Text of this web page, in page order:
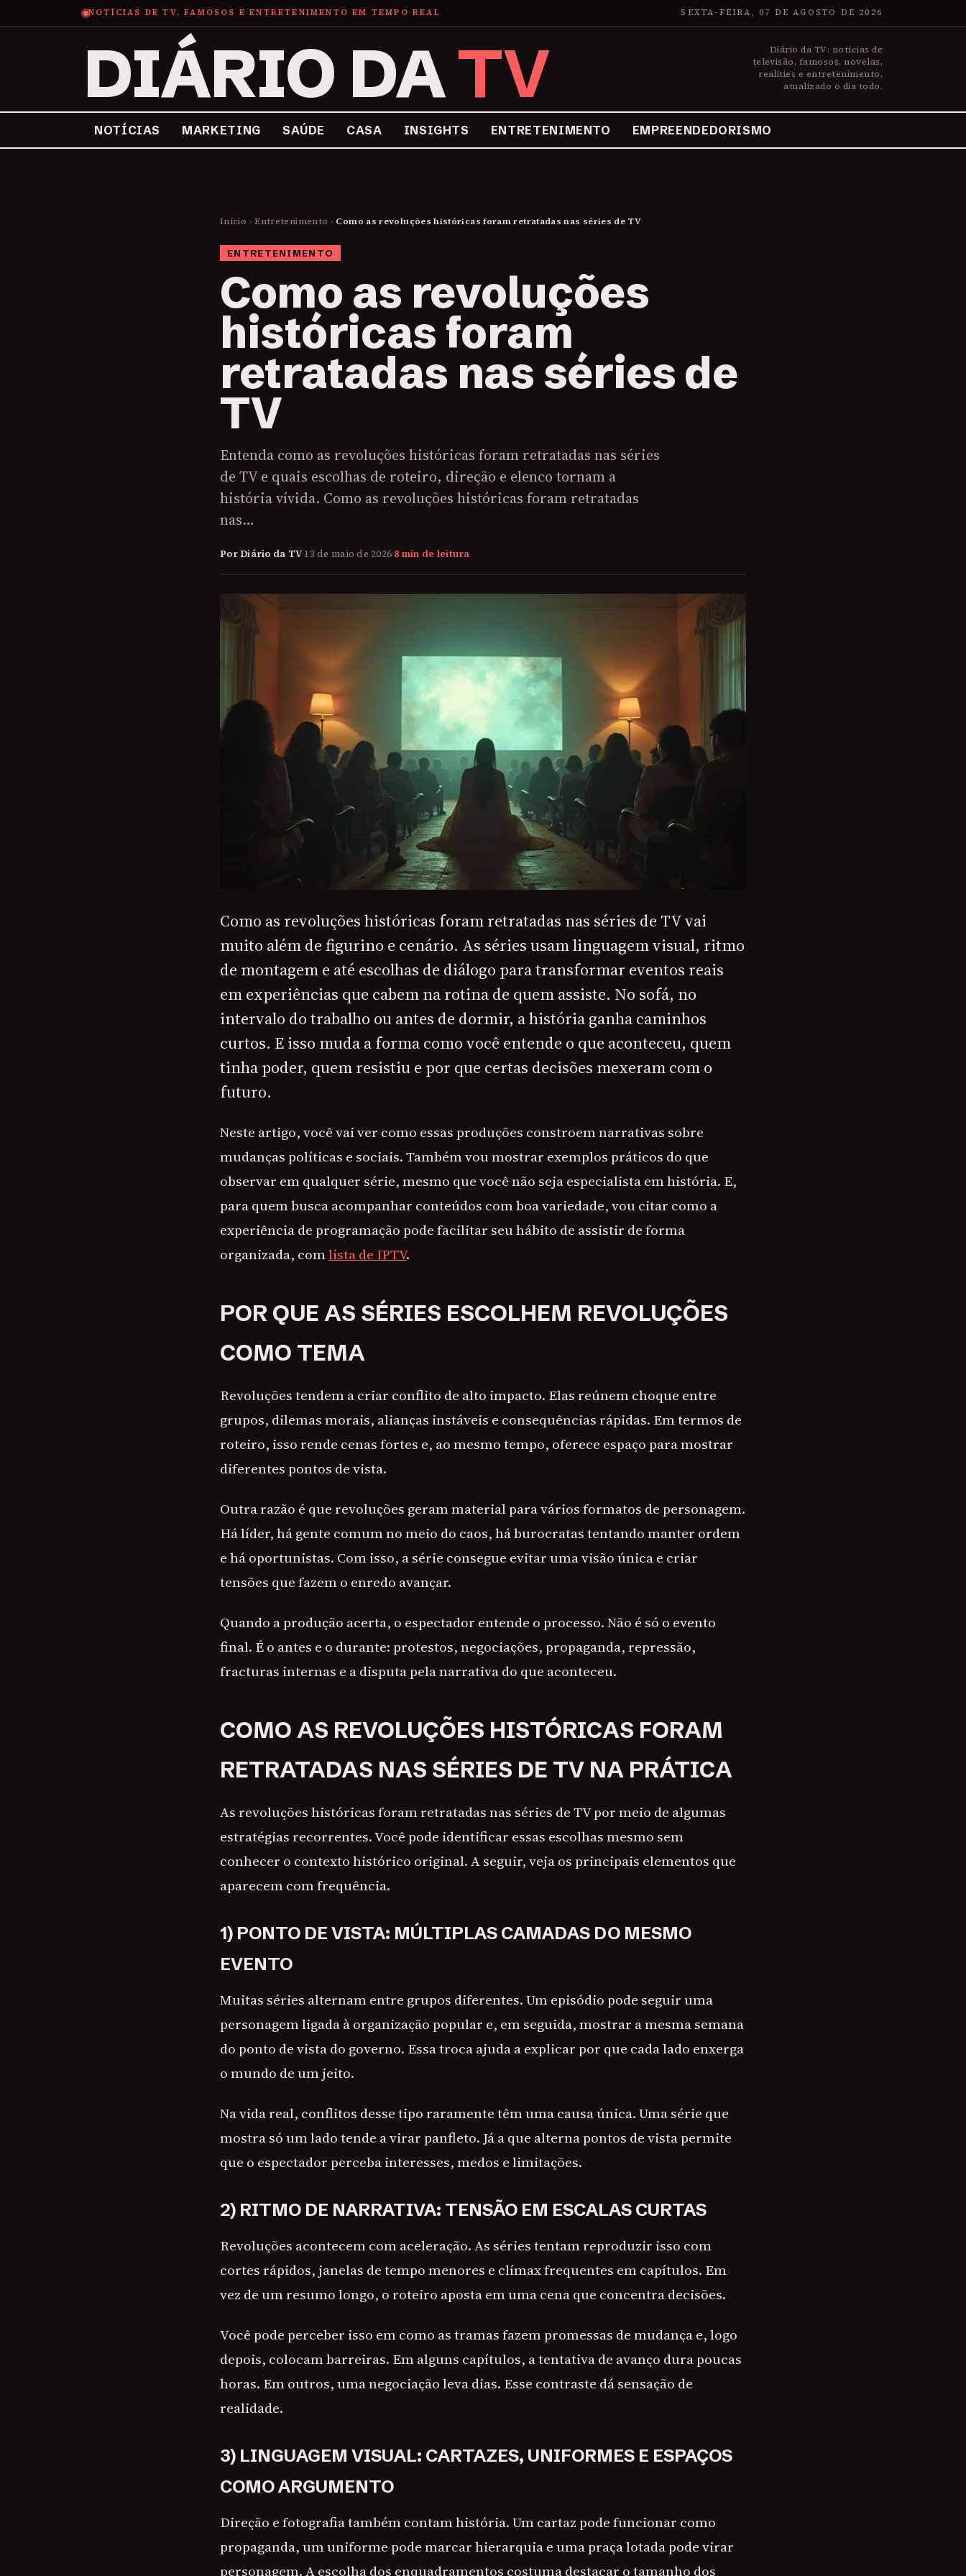
NOTÍCIAS DE TV, FAMOSOS E ENTRETENIMENTO EM TEMPO REAL SEXTA-FEIRA, 07 DE AGOSTO DE 2026
DIÁRIO DATV
Diário da TV: notícias de
televisão, famosos, novelas,
realities e entretenimento,
atualizado o dia todo.
NOTÍCIAS MARKETING SAÚDE CASA INSIGHTS ENTRETENIMENTO EMPREENDEDORISMO
Início › Entretenimento › Como as revoluções históricas foram retratadas nas séries de TV
ENTRETENIMENTO
Como as revoluções
históricas foram
retratadas nas séries de
TV
Entenda como as revoluções históricas foram retratadas nas séries
de TV e quais escolhas de roteiro, direção e elenco tornam a
história vívida. Como as revoluções históricas foram retratadas
nas…
Por Diário da TV·13 de maio de 2026·8 min de leitura
Como as revoluções históricas foram retratadas nas séries de TV vai
muito além de figurino e cenário. As séries usam linguagem visual, ritmo
de montagem e até escolhas de diálogo para transformar eventos reais
em experiências que cabem na rotina de quem assiste. No sofá, no
intervalo do trabalho ou antes de dormir, a história ganha caminhos
curtos. E isso muda a forma como você entende o que aconteceu, quem
tinha poder, quem resistiu e por que certas decisões mexeram com o
futuro.
Neste artigo, você vai ver como essas produções constroem narrativas sobre
mudanças políticas e sociais. Também vou mostrar exemplos práticos do que
observar em qualquer série, mesmo que você não seja especialista em história. E,
para quem busca acompanhar conteúdos com boa variedade, vou citar como a
experiência de programação pode facilitar seu hábito de assistir de forma
organizada, comlista de IPTV.
POR QUE AS SÉRIES ESCOLHEM REVOLUÇÕES
COMO TEMA
Revoluções tendem a criar conflito de alto impacto. Elas reúnem choque entre
grupos, dilemas morais, alianças instáveis e consequências rápidas. Em termos de
roteiro, isso rende cenas fortes e, ao mesmo tempo, oferece espaço para mostrar
diferentes pontos de vista.
Outra razão é que revoluções geram material para vários formatos de personagem.
Há líder, há gente comum no meio do caos, há burocratas tentando manter ordem
e há oportunistas. Com isso, a série consegue evitar uma visão única e criar
tensões que fazem o enredo avançar.
Quando a produção acerta, o espectador entende o processo. Não é só o evento
final. É o antes e o durante: protestos, negociações, propaganda, repressão,
fracturas internas e a disputa pela narrativa do que aconteceu.
COMO AS REVOLUÇÕES HISTÓRICAS FORAM
RETRATADAS NAS SÉRIES DE TV NA PRÁTICA
As revoluções históricas foram retratadas nas séries de TV por meio de algumas
estratégias recorrentes. Você pode identificar essas escolhas mesmo sem
conhecer o contexto histórico original. A seguir, veja os principais elementos que
aparecem com frequência.
1) PONTO DE VISTA: MÚLTIPLAS CAMADAS DO MESMO
EVENTO
Muitas séries alternam entre grupos diferentes. Um episódio pode seguir uma
personagem ligada à organização popular e, em seguida, mostrar a mesma semana
do ponto de vista do governo. Essa troca ajuda a explicar por que cada lado enxerga
o mundo de um jeito.
Na vida real, conflitos desse tipo raramente têm uma causa única. Uma série que
mostra só um lado tende a virar panfleto. Já a que alterna pontos de vista permite
que o espectador perceba interesses, medos e limitações.
2) RITMO DE NARRATIVA: TENSÃO EM ESCALAS CURTAS
Revoluções acontecem com aceleração. As séries tentam reproduzir isso com
cortes rápidos, janelas de tempo menores e clímax frequentes em capítulos. Em
vez de um resumo longo, o roteiro aposta em uma cena que concentra decisões.
Você pode perceber isso em como as tramas fazem promessas de mudança e, logo
depois, colocam barreiras. Em alguns capítulos, a tentativa de avanço dura poucas
horas. Em outros, uma negociação leva dias. Esse contraste dá sensação de
realidade.
3) LINGUAGEM VISUAL: CARTAZES, UNIFORMES E ESPAÇOS
COMO ARGUMENTO
Direção e fotografia também contam história. Um cartaz pode funcionar como
propaganda, um uniforme pode marcar hierarquia e uma praça lotada pode virar
personagem. A escolha dos enquadramentos costuma destacar o tamanho dos